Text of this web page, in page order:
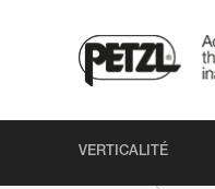
VERTICALITÉ